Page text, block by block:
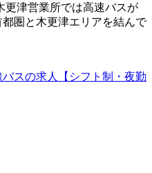
更津営業所では高速バスが
圏と木更津エリアを結んで
スの求人【シフト制・夜勤